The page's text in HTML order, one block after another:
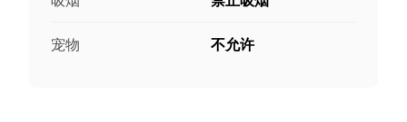
宠物 不允许